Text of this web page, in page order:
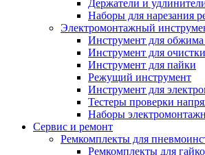
Держатели и
Наборы для нарезания
Электромонтажный
Инструмент для
Инструмент для
Инструмент для пайки
Режущий инструмент
Инструмент для
Тестеры проверки
Наборы
Сервис и ремонт
Ремкомплекты для
Ремкомплекты для